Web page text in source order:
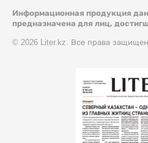
Информационная продукция
предназначена для лиц,
© 2026 Liter.kz. Все права